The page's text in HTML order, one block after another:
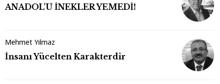
ANADOL'U İNEKLER YEMEDİ!
Mehmet Yılmaz
İnsanı Yücelten Karakterdir